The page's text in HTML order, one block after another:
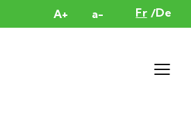
A+ a- Fr De
cookies